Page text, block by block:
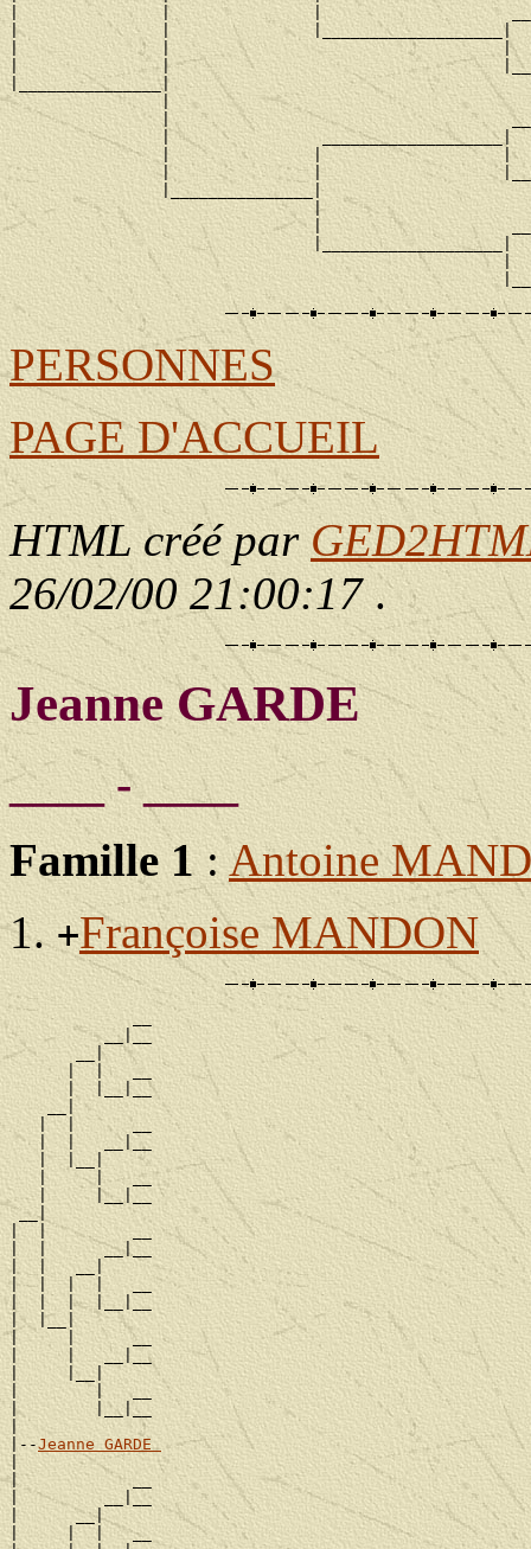
|               |               |
|               |               |___________________|
|               |                                   |
|               |
|_______________|
|
|
                |                ___________________|
|               |                   |
|               |
                |_______________|
|
|
                                |___________________|
|
PERSONNES
PAGE D'ACCUEIL
HTML créé par
26/02/00 21:00:17.
Jeanne GARDE
____ - ____
Famille 1:Antoine
+Françoise MANDON
             __
          __|__
       __|
      |  |   __
      |  |__|__
    __|
   |  |      __
   |  |   __|__
   |  |__|
   |     |   __
   |     |__|__
__|
|  |         __
|  |      __|__
|  |   __|
|  |  |  |   __
|  |  |  |__|__
|  |__|
|     |      __
|     |   __|__
|     |__|
|        |   __
|        |__|__
|--Jeanne GARDE
|
|            __
|         __|__
|      __|
|     |  |   __